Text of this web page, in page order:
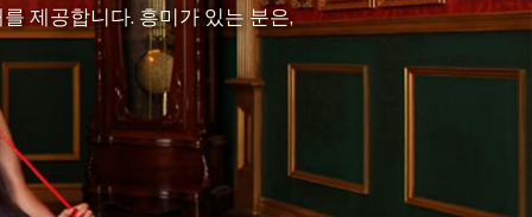
제공합니다. 흥미가 있는 분은,